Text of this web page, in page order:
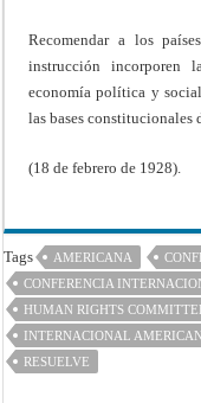
Recomendar a los
instrucción incorporen
economía política y
las bases constitucionales
(18 de febrero de 1928).
Tags AMERICANA
CONFERENCIA
HUMAN RIGHTS
INTERNACIONAL
RESUELVE